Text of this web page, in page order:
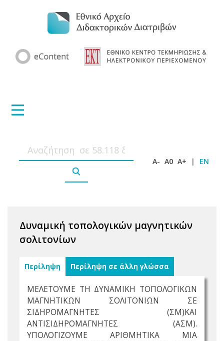
A- A0 A+ | EN
Δυναμική τοπολογικών μαγνητικών
σολιτονίων
Περίληψη Περίληψη σε άλλη γλώσσα
ΜΕΛΕΤΟΥΜΕ ΤΗ ΔΥΝΑΜΙΚΗ ΤΟΠΟΛΟΓΙΚΩΝ
ΜΑΓΝΗΤΙΚΩΝ ΣΟΛΙΤΟΝΙΩΝ ΣΕ
ΣΙΔΗΡΟΜΑΓΝΗΤΕΣ (ΣΜ)ΚΑΙ
ΑΝΤΙΣΙΔΗΡΟΜΑΓΝΗΤΕΣ (ΑΣΜ).
ΥΠΟΛΟΓΙΖΟΥΜΕ ΑΡΙΘΜΗΤΙΚΑ ΜΙΑ